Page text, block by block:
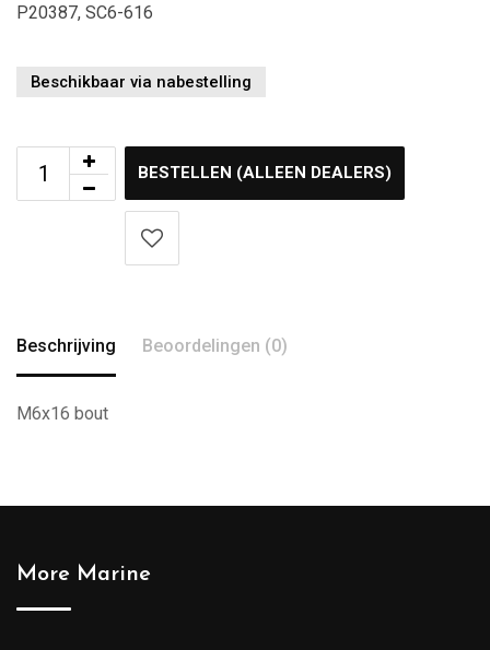
P20387, SC6-616
Beschikbaar via nabestelling
BESTELLEN (ALLEEN DEALERS)
Beschrijving Beoordelingen (0)
M6x16 bout
More Marine